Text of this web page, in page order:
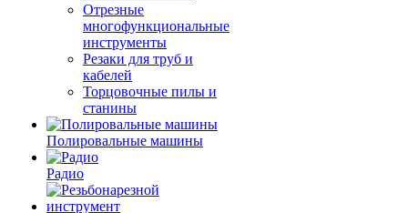
Отрезные
многофункциональные
инструменты
Резаки для труб и
кабелей
Торцовочные пилы и
станины
Полировальные машины
Радио